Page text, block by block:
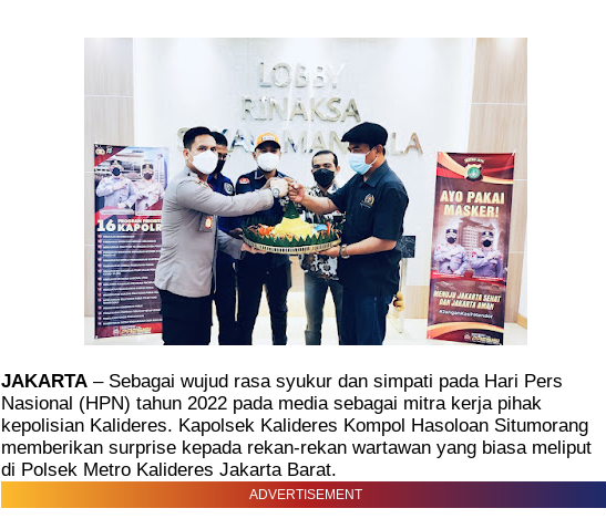
JAKARTA – Sebagai wujud rasa syukur dan simpati pada Hari Pers
Nasional (HPN) tahun 2022 pada media sebagai mitra kerja pihak
kepolisian Kalideres. Kapolsek Kalideres Kompol Hasoloan Situmorang
memberikan surprise kepada rekan-rekan wartawan yang biasa meliput
di Polsek Metro Kalideres Jakarta Barat.
ADVERTISEMENT